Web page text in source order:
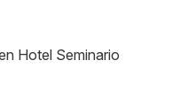
Hotel Seminario